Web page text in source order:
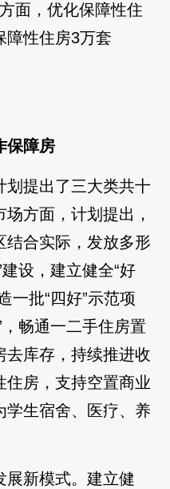
面，优化保障性住
障性住房3万套
保障房
划提出了三大类共十
方面，计划提出，
结合实际，发放多形
设，建立健全“好
一批“四好”示范项
，畅通一二手住房置
去库存，持续推进收
住房，支持空置商业
学生宿舍、医疗、养
展新模式。建立健